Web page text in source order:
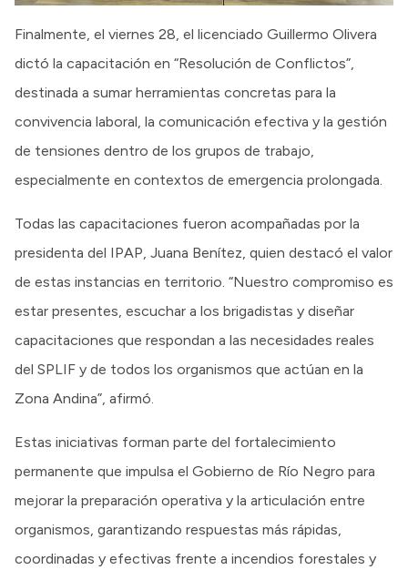
Finalmente, el viernes 28, el licenciado Guillermo Olivera
dictó la capacitación en “Resolución de Conflictos”,
destinada a sumar herramientas concretas para la
convivencia laboral, la comunicación efectiva y la gestión
de tensiones dentro de los grupos de trabajo,
especialmente en contextos de emergencia prolongada.
Todas las capacitaciones fueron acompañadas por la
presidenta del IPAP, Juana Benítez, quien destacó el valor
de estas instancias en territorio. “Nuestro compromiso es
estar presentes, escuchar a los brigadistas y diseñar
capacitaciones que respondan a las necesidades reales
del SPLIF y de todos los organismos que actúan en la
Zona Andina”, afirmó.
Estas iniciativas forman parte del fortalecimiento
permanente que impulsa el Gobierno de Río Negro para
mejorar la preparación operativa y la articulación entre
organismos, garantizando respuestas más rápidas,
coordinadas y efectivas frente a incendios forestales y